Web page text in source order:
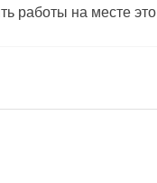
работы на месте